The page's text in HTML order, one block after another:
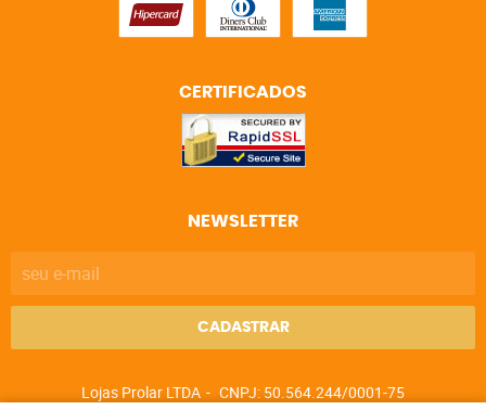
CERTIFICADOS
NEWSLETTER
CADASTRAR
Lojas Prolar LTDA CNPJ: 50.564.244/0001-75